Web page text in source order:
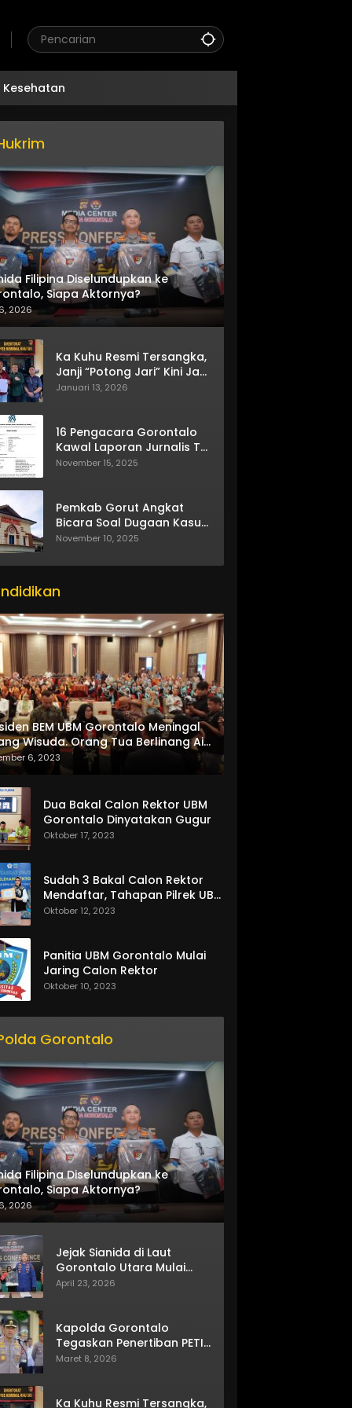
Kesehatan
Filipina Diselundupkan ke
Siapa Aktornya?
2026
Ka Kuhu Resmi Tersangka,
Janji “Potong Jari” Kini Jadi
Bumerang
Januari 13, 2026
16 Pengacara Gorontalo
Kawal Laporan Jurnalis TV
One
November 15, 2025
Pemkab Gorut Angkat
Bicara Soal Dugaan Kasus
Asusila Oknum ASN
November 10, 2025
BEM UBM Gorontalo Meningal
Wisuda. Orang Tua Berlinang Air
Menerima SKL dan Pemasangan
6, 2023
Dua Bakal Calon Rektor UBM
Gorontalo Dinyatakan Gugur
Oktober 17, 2023
Sudah 3 Bakal Calon Rektor
Mendaftar, Tahapan Pilrek UBM
Gorontalo Makin Seru
Oktober 12, 2023
Panitia UBM Gorontalo Mulai
Jaring Calon Rektor
Oktober 10, 2023
Gorontalo
Filipina Diselundupkan ke
Siapa Aktornya?
2026
Jejak Sianida di Laut
Gorontalo Utara Mulai
Terkuak
April 23, 2026
Kapolda Gorontalo
Tegaskan Penertiban PETI
Terus Berjalan
Maret 8, 2026
Ka Kuhu Resmi Tersangka,